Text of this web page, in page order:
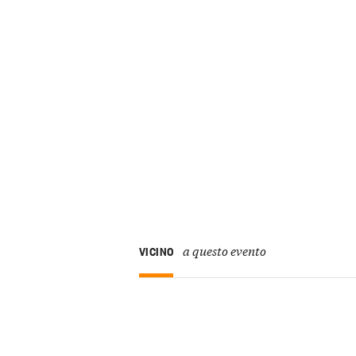
VICINO a questo evento